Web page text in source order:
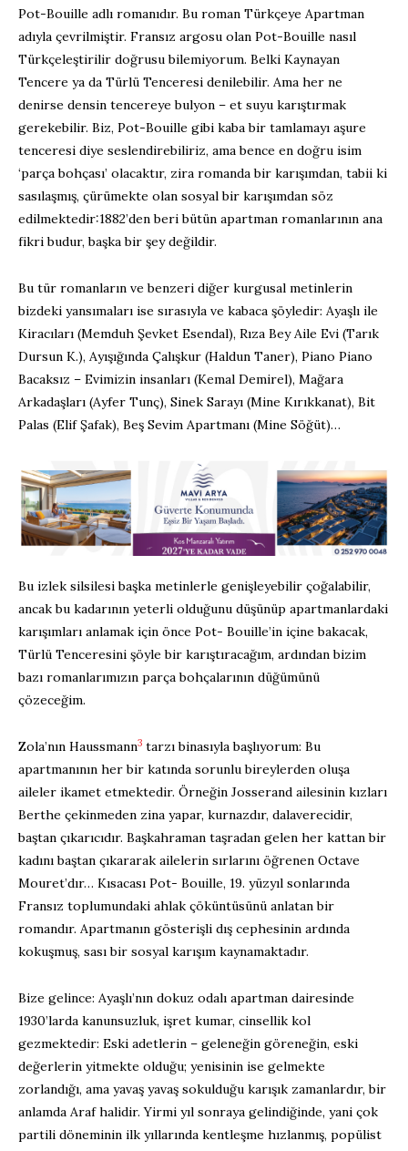
Pot-Bouille adlı romanıdır. Bu roman Türkçeye Apartman
adıyla çevrilmiştir. Fransız argosu olan Pot-Bouille nasıl
Türkçeleştirilir doğrusu bilemiyorum. Belki Kaynayan
Tencere ya da Türlü Tenceresi denilebilir. Ama her ne
denirse densin tencereye bulyon – et suyu karıştırmak
gerekebilir. Biz, Pot-Bouille gibi kaba bir tamlamayı aşure
tenceresi diye seslendirebiliriz, ama bence en doğru isim
‘parça bohçası’ olacaktır, zira romanda bir karışımdan, tabii ki
sasılaşmış, çürümekte olan sosyal bir karışımdan söz
edilmektedir:1882’den beri bütün apartman romanlarının ana
fikri budur, başka bir şey değildir.
Bu tür romanların ve benzeri diğer kurgusal metinlerin
bizdeki yansımaları ise sırasıyla ve kabaca şöyledir: Ayaşlı ile
Kiracıları (Memduh Şevket Esendal), Rıza Bey Aile Evi (Tarık
Dursun K.), Ayışığında Çalışkur (Haldun Taner), Piano Piano
Bacaksız – Evimizin insanları (Kemal Demirel), Mağara
Arkadaşları (Ayfer Tunç), Sinek Sarayı (Mine Kırıkkanat), Bit
Palas (Elif Şafak), Beş Sevim Apartmanı (Mine Söğüt)…
Bu izlek silsilesi başka metinlerle genişleyebilir çoğalabilir,
ancak bu kadarının yeterli olduğunu düşünüp apartmanlardaki
karışımları anlamak için önce Pot- Bouille’in içine bakacak,
Türlü Tenceresini şöyle bir karıştıracağım, ardından bizim
bazı romanlarımızın parça bohçalarının düğümünü
çözeceğim.
Zola’nın Haussmann3 tarzı binasıyla başlıyorum: Bu
apartmanının her bir katında sorunlu bireylerden oluşa
aileler ikamet etmektedir. Örneğin Josserand ailesinin kızları
Berthe çekinmeden zina yapar, kurnazdır, dalaverecidir,
baştan çıkarıcıdır. Başkahraman taşradan gelen her kattan bir
kadını baştan çıkararak ailelerin sırlarını öğrenen Octave
Mouret’dır… Kısacası Pot- Bouille, 19. yüzyıl sonlarında
Fransız toplumundaki ahlak çöküntüsünü anlatan bir
romandır. Apartmanın gösterişli dış cephesinin ardında
kokuşmuş, sası bir sosyal karışım kaynamaktadır.
Bize gelince: Ayaşlı’nın dokuz odalı apartman dairesinde
1930’larda kanunsuzluk, işret kumar, cinsellik kol
gezmektedir: Eski adetlerin – geleneğin göreneğin, eski
değerlerin yitmekte olduğu; yenisinin ise gelmekte
zorlandığı, ama yavaş yavaş sokulduğu karışık zamanlardır, bir
anlamda Araf halidir. Yirmi yıl sonraya gelindiğinde, yani çok
partili döneminin ilk yıllarında kentleşme hızlanmış, popülist